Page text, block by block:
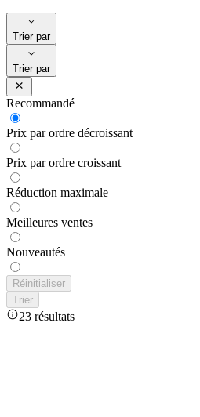
Trier par
Trier par
Recommandé
Prix par ordre décroissant
Prix par ordre croissant
Réduction maximale
Meilleures ventes
Nouveautés
Réinitialiser
Trier
23 résultats